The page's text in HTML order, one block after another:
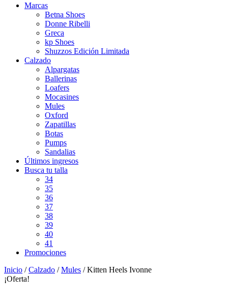
Marcas
Betna Shoes
Donne Ribelli
Greca
kp Shoes
Shuzzos Edición Limitada
Calzado
Alpargatas
Ballerinas
Loafers
Mocasines
Mules
Oxford
Zapatillas
Botas
Pumps
Sandalias
Últimos ingresos
Busca tu talla
34
35
36
37
38
39
40
41
Promociones
Inicio /Calzado /Mules / Kitten Heels Ivonne
¡Oferta!